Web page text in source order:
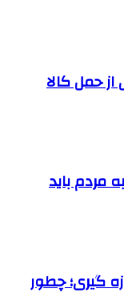
حمل کالا
باید
گیری؛ چطور